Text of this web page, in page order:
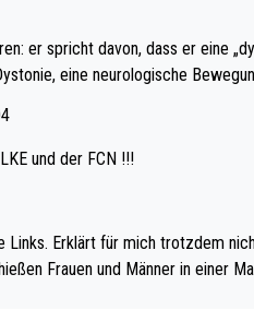
er spricht davon, dass er eine
eine neurologische
Und, dass Medikamente ihm
sehr viele der Dartits-Fälle
wirksam behandelt werden! Dafür
und nicht zum Mentaltrainer
und der FCN !!!
Links. Erklärt für mich trotzdem
Frauen und Männer in einer